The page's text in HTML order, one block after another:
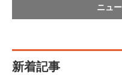
ニュ
新着記事